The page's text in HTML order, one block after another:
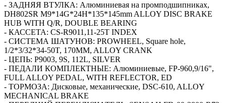
- ЗАДНЯЯ ВТУЛКА: Алюминиевая на промподшипниках,
DH802SR M9*14G*24H*135*145mm ALLOY DISC BRAKE
HUB WITH Q/R, DOUBLE BEARING
- КАССЕТА: CS-R9011,11-25T INDEX
- СИСТЕМА ШАТУНОВ: PROWHEEL, Square hole,
1/2*3/32*34-50T, 170MM, ALLOY CRANK
- ЦЕПЬ: P9003, 9S, 112L, SILVER
- ПЕДАЛИ КОМПЛЕКТНЫЕ: Алюминиевые, FP-960,9/16",
FULL ALLOY PEDAL, WITH REFLECTOR, ED
- ТОРМОЗА: Дисковые, механические, DSC-610, ALLOY
MECHANICAL BRAKE